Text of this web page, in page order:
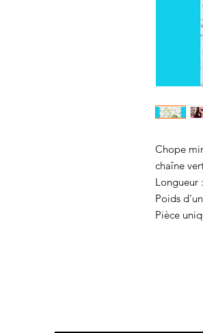
Chope
chaîne
Longueur
Poids
Pièce